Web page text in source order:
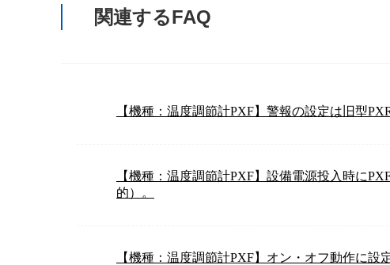
関連するFAQ
【機種：温度調節計PXF】警報の設定は旧型
【機種：温度調節計PXF】設備電源投入時に
的）。
【機種：温度調節計PXF】オン・オフ動作に